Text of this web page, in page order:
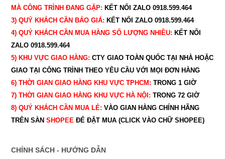
MÀ CÔNG TRÌNH ĐANG GẶP: KẾT NỐI ZALO 0918.599.464
3) QUÝ KHÁCH CẦN BÁO GIÁ: KẾT NỐI ZALO 0918.599.464
4) QUÝ KHÁCH CẦN MUA HÀNG SỐ LƯỢNG NHIỀU: KẾT NỐI
ZALO 0918.599.464
5) KHU VỰC GIAO HÀNG: CTY GIAO TOÀN QUỐC TẠI NHÀ HOẶC
GIAO TẠI CÔNG TRÌNH THEO YÊU CẦU VỚI MỌI ĐƠN HÀNG
6) THỜI GIAN GIAO HÀNG KHU VỰC TPHCM: TRONG 1 GIỜ
7) THỜI GIAN GIAO HÀNG KHU VỰC HÀ NỘI: TRONG 72 GIỜ
8) QUÝ KHÁCH CẦN MUA LẺ: VÀO GIAN HÀNG CHÍNH HÃNG
TRÊN SÀN SHOPEEĐỂ ĐẶT MUA (CLICK VÀO CHỮ SHOPEE)
CHÍNH SÁCH - HƯỚNG DẪN